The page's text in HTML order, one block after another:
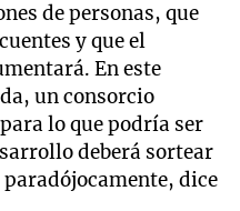
de personas, que
y que el
En este
un consorcio
lo que podría ser
deberá sortear
dice